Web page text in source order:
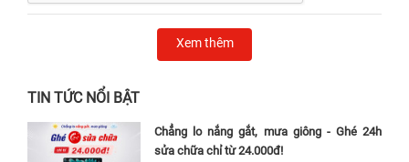
Xem thêm
TIN TỨC NỔI BẬT
Chẳng lo nắng gắt, mưa giông - Ghé 24h
sửa chữa chỉ từ 24.000đ!